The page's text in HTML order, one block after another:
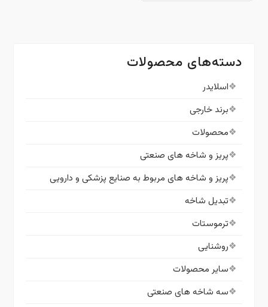
دسته‌های محصولات
اسلایدر
برند خارجی
محصولات
پریز و شاخه های صنعتی
پریز و شاخه های مربوط به صنایع پزشکی و دارویی
تبدیل شاخه
ترموستات
روشنایی
سایر محصولات
سه شاخه های صنعتی